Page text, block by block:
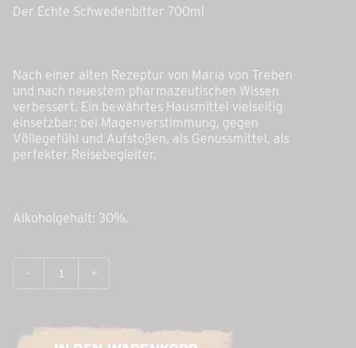
Der Echte Schwedenbitter 700ml
Nach einer alten Rezeptur von Maria von Treben
und nach neuestem pharmazeutischen Wissen
verbessert. Ein bewährtes Hausmittel vielseitig
einsetzbar: bei Magenverstimmung, gegen
Völlegefühl und Aufstoßen, als Genussmittel, als
perfekter Reisebegleiter.
Alkoholgehalt: 30%.
Der
700
ml